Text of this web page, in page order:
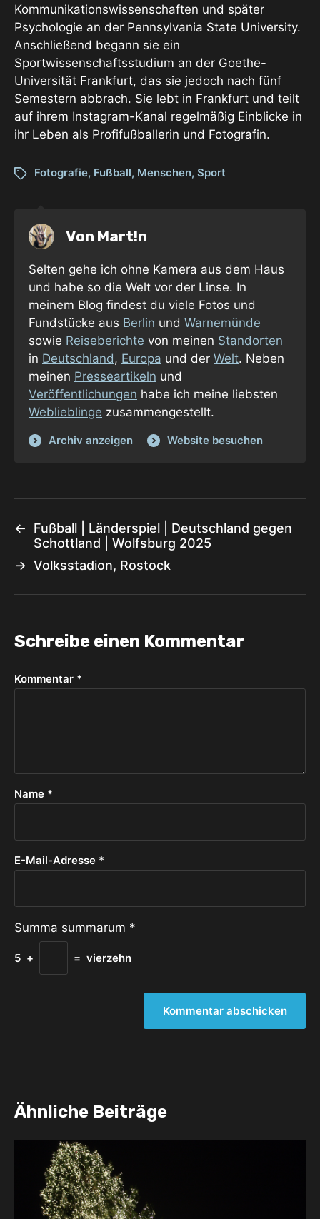
Kommunikationswissenschaften und später
Psychologie an der Pennsylvania State University.
Anschließend begann sie ein
Sportwissenschaftsstudium an der Goethe-
Universität Frankfurt, das sie jedoch nach fünf
Semestern abbrach. Sie lebt in Frankfurt und teilt
auf ihrem Instagram-Kanal regelmäßig Einblicke in
ihr Leben als Profifußballerin und Fotografin.
Fotografie, Fußball, Menschen, Sport
Von Mart!n
Selten gehe ich ohne Kamera aus dem Haus
und habe so die Welt vor der Linse. In
meinem Blog findest du viele Fotos und
Fundstücke aus Berlin und Warnemünde
sowie Reiseberichte von meinen Standorten
in Deutschland, Europa und der Welt. Neben
meinen Presseartikeln und
Veröffentlichungen habe ich meine liebsten
Weblieblinge zusammengestellt.
Archiv anzeigen Website besuchen
←
Fußball | Länderspiel | Deutschland gegen
Schottland | Wolfsburg 2025
→ Volksstadion, Rostock
Schreibe einen Kommentar
Kommentar *
Name *
E-Mail-Adresse *
Summa summarum *
5 + = vierzehn
Ähnliche Beiträge